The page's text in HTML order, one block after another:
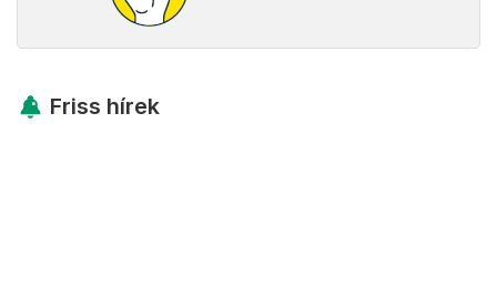
Friss hírek